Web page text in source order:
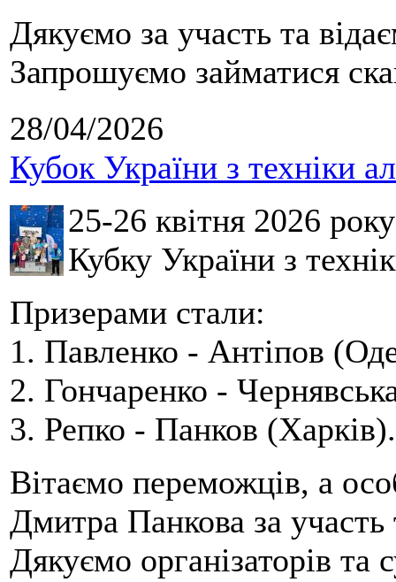
Дякуємо за участь та
Запрошуємо займатися
28/04/2026
Кубок України з техніки
25-26 квітня 2026
Кубку України з
Призерами стали:
1. Павленко - Антіпов
2. Гончаренко -
3. Репко - Панков (Харків).
Вітаємо переможців, а
Дмитра Панкова за
Дякуємо організаторів та